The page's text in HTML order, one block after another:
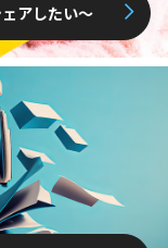
アしたい〜